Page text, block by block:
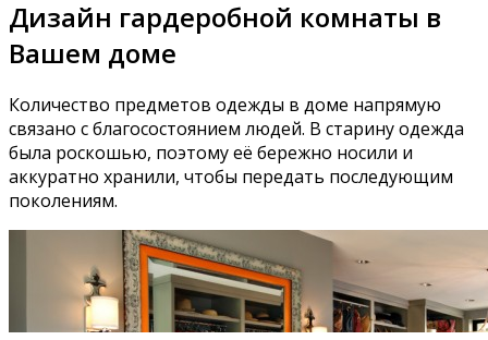
Дизайн гардеробной комнаты в
Вашем доме
Количество предметов одежды в доме напрямую
связано с благосостоянием людей. В старину одежда
была роскошью, поэтому её бережно носили и
аккуратно хранили, чтобы передать последующим
поколениям.